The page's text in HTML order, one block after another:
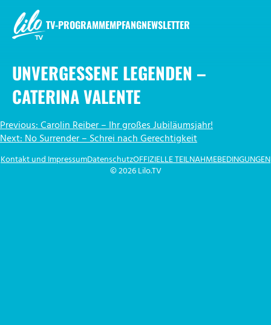
Inhalt
springen
TV-PROGRAMMEMPFANGNEWSLETTER
UNVERGESSENE LEGENDEN –
CATERINA VALENTE
BEITRAGSNAVIGATION
Previous:Carolin Reiber – Ihr großes Jubiläumsjahr!
Next:No Surrender – Schrei nach Gerechtigkeit
© 2026 Lilo.TV
Kontakt und ImpressumDatenschutzOFFIZIELLE TEILNAHMEBEDINGUNGEN